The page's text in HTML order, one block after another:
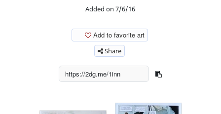
Added on 7/6/16
Add to favorite art
Share